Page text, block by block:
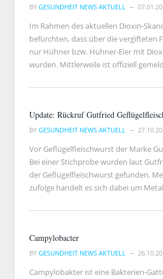
BY GESUNDHEIT NEWS AKTUELL
Im Rahmen des aktuellen Dioxin-
befürchten, dass über die vergifteten
nur Hühner bzw. Hühner-Eier mit
wurden. Mittlerweile ist offiziell
Update: Rückruf Gutfried
BY GESUNDHEIT NEWS AKTUELL
Vor Geflügelfleischwurst der Marke
Bei einer Stichprobe wurden laut
der Geflügelfleischwurst gefunden.
zufolge handelt es sich dabei um
Campylobacter
BY GESUNDHEIT NEWS AKTUELL
Campylobakter ist eine Bakterien-